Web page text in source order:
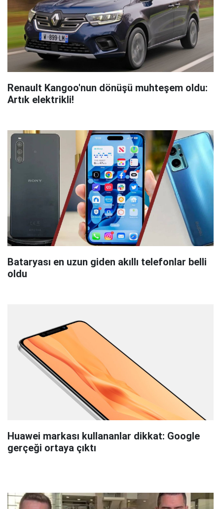
Renault Kangoo'nun dönüşü muhteşem oldu:
Artık elektrikli!
Bataryası en uzun giden akıllı telefonlar belli
oldu
Huawei markası kullananlar dikkat: Google
gerçeği ortaya çıktı